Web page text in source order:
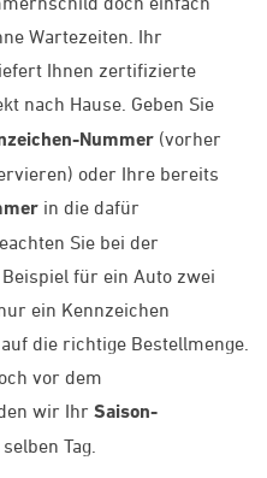
Wartezeiten. Ihr
Ihnen zertifizierte
nach Hause. Geben Sie
Nummer (vorher
oder Ihre bereits
in die dafür
Sie bei der
für ein Auto zwei
ein Kennzeichen
die richtige Bestellmenge.
vor dem
wir Ihr Saison-
Tag.